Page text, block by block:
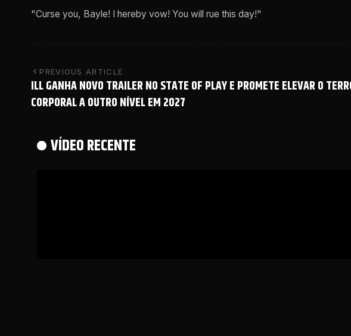
"Curse you, Bayle! I hereby vow! You will rue this day!"
PREVIOUS ARTICLE
ILL GANHA NOVO TRAILER NO STATE OF PLAY E PROMETE ELEVAR O
CORPORAL A OUTRO NÍVEL EM 2027
VÍDEO RECENTE